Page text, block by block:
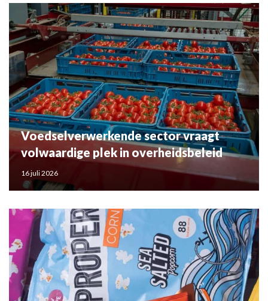
Voedselverwerkende sector vraagt
volwaardige plek in overheidsbeleid
16 juli 2026